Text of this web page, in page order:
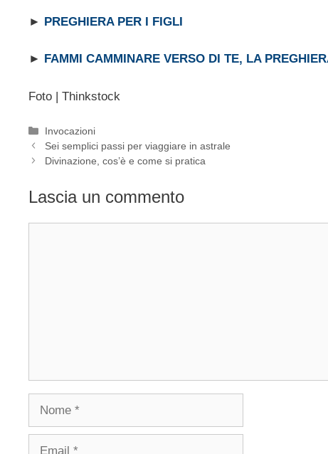
► PREGHIERA PER I FIGLI
► FAMMI CAMMINARE VERSO DI TE, LA
Foto | Thinkstock
Categorie
Invocazioni
Sei semplici passi per viaggiare in astrale
Divinazione, cos’è e come si pratica
Lascia un commento